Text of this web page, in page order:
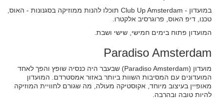
במועדון - Club Up Amsterdam תוכלו להנות ממוזיקה בסגנונות - האוס,
טכנו, דיפ האוס, פרוגרסיב אלקטרו.
המועדון פתוח בימים חמישי, שישי ושבת.
Paradiso Amsterdam
מועדון (Paradiso Amsterdam) שבעבר היה כנסיה שופץ והפך לאחד
המועדונים עם המסיבות השוות ביותר באזור אמסטרדם. המועדון
מאופיין בעיצוב מיוחד, אקוסטיקה מעולה, מה שגורם לחוויית המוזיקה
להיות טובה ובהרבה.